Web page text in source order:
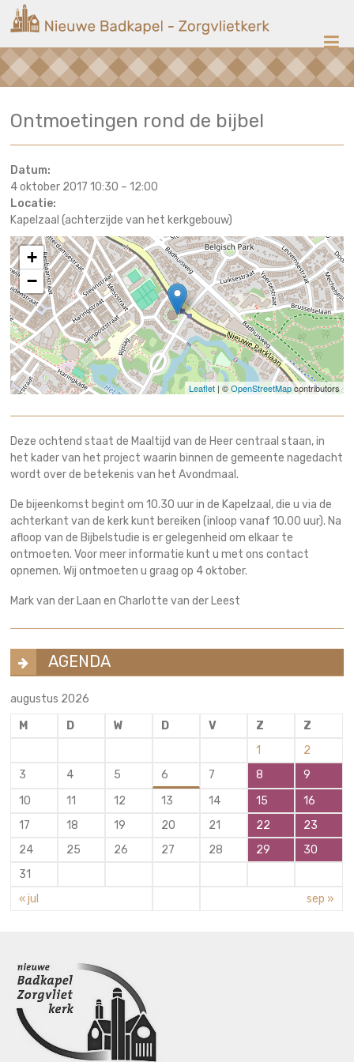
naar
inhoud
Nieuwe
Badkapel
op
Ontmoetingen rond de bijbel
Datum:
4 oktober 2017 10:30 –12:00
Locatie:
Kapelzaal (achterzijde van het kerkgebouw)
+
−
Leaflet| ©OpenStreetMapcontributors
Deze ochtend staat de Maaltijd van de Heer centraal staan, in
het kader van het project waarin binnen de gemeente nagedacht
wordt over de betekenis van het Avondmaal.
De bijeenkomst begint om 10.30 uur in de Kapelzaal, die u via de
achterkant van de kerk kunt bereiken (inloop vanaf 10.00 uur). Na
afloop van de Bijbelstudie is er gelegenheid om elkaar te
ontmoeten. Voor meer informatie kunt u met ons contact
opnemen. Wij ontmoeten u graag op 4 oktober.
Mark van der Laan en Charlotte van der Leest
AGENDA
augustus 2026
M
D W D V Z
Z
1
2
3
4 5 6 7 8
9
10
11 12 13 14 15
16
17
18 19 20 21 22
23
24
25 26 27 28 29
30
31
« jul
sep »